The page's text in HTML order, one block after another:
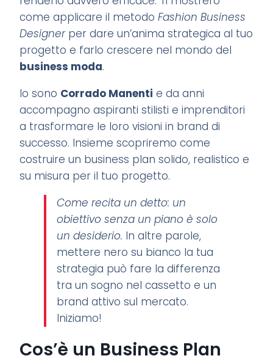
come applicare il metodoFashion Business
Designerper dare un’anima strategica al tuo
progetto e farlo crescere nel mondo del
business moda.
Io sono Corrado Manenti e da anni
accompagno aspiranti stilisti e imprenditori
a trasformare le loro visioni in brand di
successo. Insieme scopriremo come
costruire un business plan solido, realistico e
su misura per il tuo progetto.
Come recita un detto: un
obiettivo senza un piano è solo
un desiderio. In altre parole,
mettere nero su bianco la tua
strategia può fare la differenza
tra un sogno nel cassetto e un
brand attivo sul mercato.
Iniziamo!
Cos’è un Business Plan